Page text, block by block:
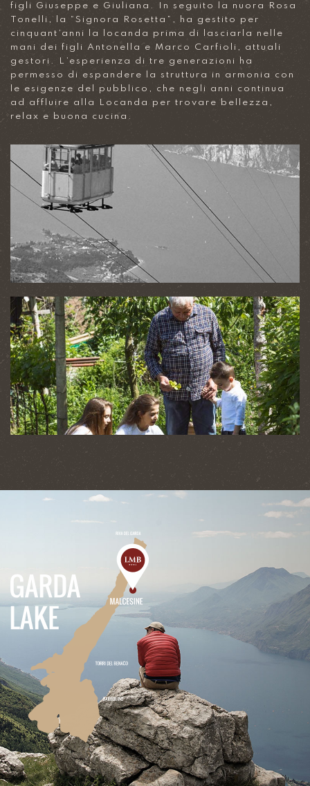
figli Giuseppe e Giuliana. In seguito la nuora Rosa
Tonelli, la “Signora Rosetta”, ha gestito per
cinquant’anni la locanda prima di lasciarla nelle
mani dei figli Antonella e Marco Carfioli, attuali
gestori. L’esperienza di tre generazioni ha
permesso di espandere la struttura in armonia con
le esigenze del pubblico, che negli anni continua
ad affluire alla Locanda per trovare bellezza,
relax e buona cucina.